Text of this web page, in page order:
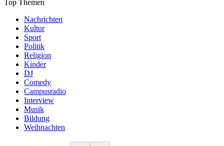
Top Themen
Nachrichten
Kultur
Sport
Politik
Religion
Kinder
DJ
Comedy
Campusradio
Interview
Musik
Bildung
Weihnachten